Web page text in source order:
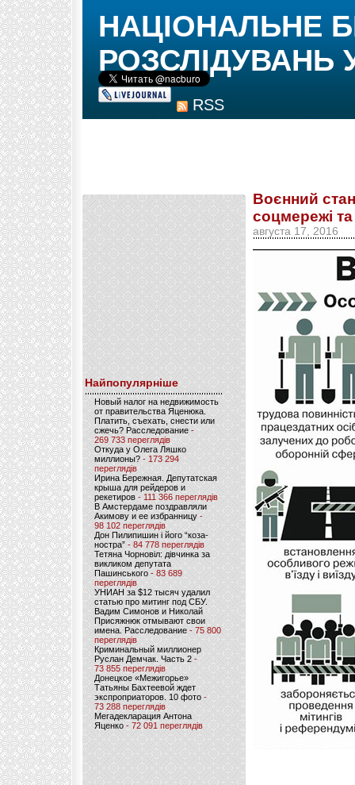
RSS
НАЦІОНАЛЬНЕ
РОЗСЛІДУВАНЬ
Найпопулярніше
Новый налог на недвижимость
от правительства Яценюка.
Платить, съехать, снести или
сжечь? Расследование-
269 733 переглядів
Откуда у Олега Ляшко
миллионы? - 173 294
переглядів
Ирина Бережная. Депутатская
крыша для рейдеров и
рекетиров - 111 366 переглядів
В Амстердаме поздравляли
Акимову и ее избранницу -
98 102 переглядів
Дон Пилипишин і його “коза-
ностра” - 84 778 переглядів
Тетяна Чорновіл: дівчинка за
викликом депутата
Пашинського- 83 689
переглядів
УНИАН за $12 тысяч удалил
статью про митинг под СБУ.
Вадим Симонов и Николай
Присяжнюк отмывают свои
имена. Расследование - 75 800
переглядів
Криминальный миллионер
Руслан Демчак. Часть 2-
73 855 переглядів
Донецкое «Межигорье»
Татьяны Бахтеевой ждет
экспроприаторов. 10 фото -
73 288 переглядів
Мегадекларация Антона
Яценко - 72 091 переглядів
Воєнний
соцмережі та
августа 17, 2016